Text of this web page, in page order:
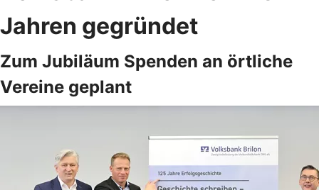
Jahren gegründet
Zum Jubiläum Spenden an örtliche
Vereine geplant